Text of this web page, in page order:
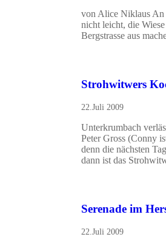
von Alice Niklaus An
nicht leicht, die
Bergstrasse aus
Strohwitwers
22.Juli 2009
Unterkrumbach
Peter Gross (Conny
denn die nächsten
dann ist das
Serenade im
22.Juli 2009